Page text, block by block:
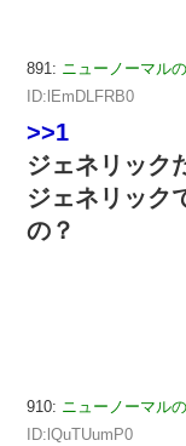
891: ニューノーマル
ID:lEmDLFRB0
>>1
ジェネリック
ジェネリック
の？
910: ニューノーマル
ID:lQuTUumP0